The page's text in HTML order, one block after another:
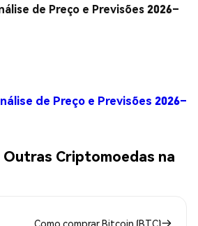
de Preço e Previsões 2026–
de Preço e Previsões 2026–
Outras Criptomoedas na
Como comprar Bitcoin (BTC)